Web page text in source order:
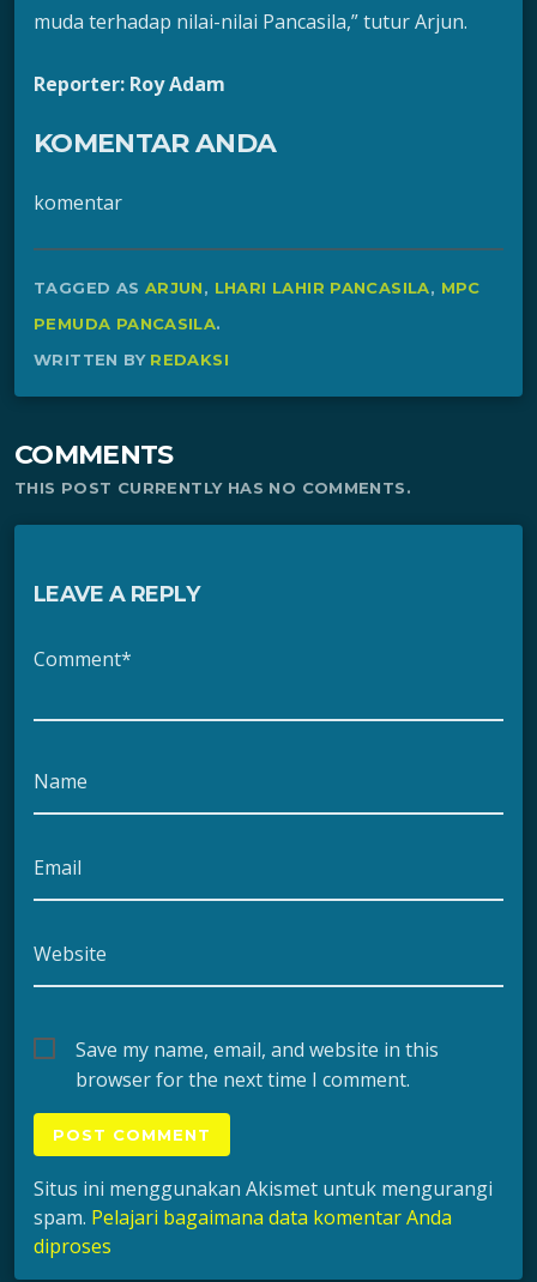
muda terhadap nilai-nilai Pancasila,” tutur Arjun.
Reporter: Roy Adam
KOMENTAR ANDA
komentar
TAGGED AS ARJUN, LHARI LAHIR PANCASILA, MPC
PEMUDA PANCASILA.
WRITTEN BY REDAKSI
COMMENTS
THIS POST CURRENTLY HAS NO COMMENTS.
LEAVE A REPLY
Comment*
Name
Email
Website
Save my name, email, and website in this
browser for the next time I comment.
Situs ini menggunakan Akismet untuk mengurangi
spam. Pelajari bagaimana data komentar Anda
diproses